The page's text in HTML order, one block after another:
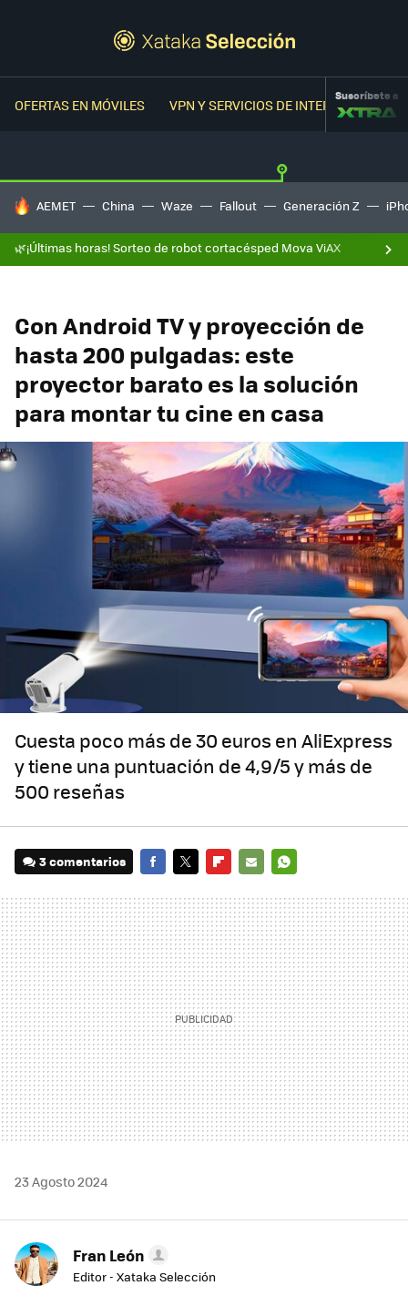
OFERTAS EN MÓVILES VPN Y SERVICIOS DE INTERNETSuscríbete a
HOY SE HABLA DE
AEMET China Waze Fallout Generación Z
🌿¡Últimas horas! Sorteo de robot cortacésped Mova ViAX
Con Android TV y proyección de
hasta 200 pulgadas: este
proyector barato es la solución
para montar tu cine en casa
Cuesta poco más de 30 euros en AliExpress
y tiene una puntuación de 4,9/5 y más de
500 reseñas
3 comentarios
MAIL
23 Agosto 2024
Fran León
Editor - Xataka Selección